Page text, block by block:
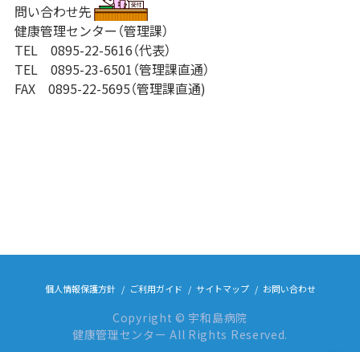
問い合わせ先
健康管理センター（管理課）
TEL 0895-22-5616（代表）
TEL 0895-23-6501（管理課直通）
FAX 0895-22-5695（管理課直通)
個人情報保護方針 ご利用ガイド サイトマップ お問い合わせ
Copyright © 宇和島病院
健康管理センター All Rights Reserved.